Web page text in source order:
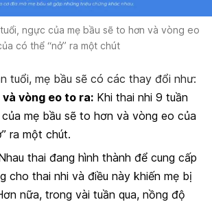
ngực của mẹ bầu sẽ to hơn và vòng eo
có thể “nở” ra một chút
tuổi, mẹ bầu sẽ có các thay đổi như:
và vòng eo to ra: Khi thai nhi 9 tuần
mẹ bầu sẽ to hơn và vòng eo của
ra một chút.
thai đang hình thành để cung cấp
cho thai nhi và điều này khiến mẹ bị
nữa, trong vài tuần qua, nồng độ